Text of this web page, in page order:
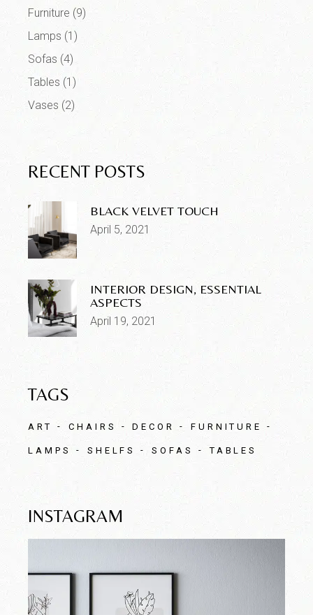
Furniture (9)
Lamps (1)
Sofas (4)
Tables (1)
Vases (2)
RECENT POSTS
BLACK VELVET TOUCH
April 5, 2021
INTERIOR DESIGN, ESSENTIAL
ASPECTS
April 19, 2021
TAGS
ART CHAIRS DECOR FURNITURE
LAMPS SHELFS SOFAS TABLES
INSTAGRAM